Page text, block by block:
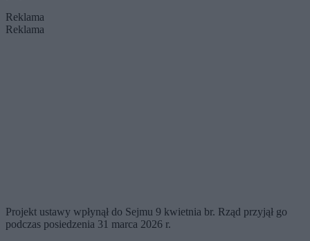
Reklama
Reklama
Projekt ustawy wpłynął do Sejmu 9 kwietnia br. Rząd przyjął go
podczas posiedzenia 31 marca 2026 r.